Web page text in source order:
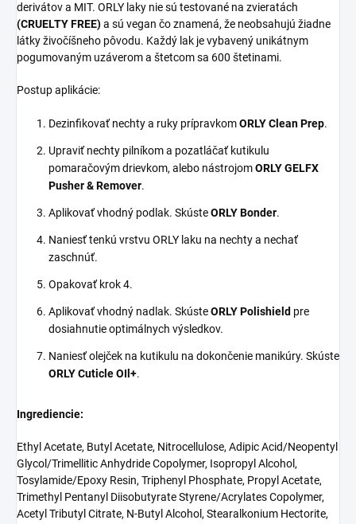
derivátov a MIT. ORLY laky nie sú testované na zvieratách
(CRUELTY FREE)a sú vegan čo znamená, že neobsahujú žiadne
látky živočíšneho pôvodu. Každý lak je vybavený unikátnym
pogumovaným uzáverom a štetcom sa 600 štetinami.
Postup aplikácie:
Dezinfikovať nechty a ruky prípravkomORLY Clean Prep.
Upraviť nechty pilníkom a pozatláčať kutikulu
pomaračovým drievkom, alebo nástrojomORLY GELFX
Pusher & Remover.
Aplikovať vhodný podlak. SkústeORLY Bonder.
Naniesť tenkú vrstvu ORLY laku na nechty a nechať
zaschnúť.
Opakovať krok 4.
Aplikovať vhodný nadlak. SkústeORLY Polishield pre
dosiahnutie optimálnych výsledkov.
Naniesť olejček na kutikulu na dokončenie manikúry. Skúste
ORLY Cuticle OIl+.
Ingrediencie:
Ethyl Acetate, Butyl Acetate, Nitrocellulose, Adipic Acid/Neopentyl
Glycol/Trimellitic Anhydride Copolymer, Isopropyl Alcohol,
Tosylamide/Epoxy Resin, Triphenyl Phosphate, Propyl Acetate,
Trimethyl Pentanyl Diisobutyrate Styrene/Acrylates Copolymer,
Acetyl Tributyl Citrate, N-Butyl Alcohol, Stearalkonium Hectorite,